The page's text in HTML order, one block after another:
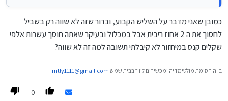
שיהיה לכל המשכנתא הנחות בעמלות היוון [לאחר שנה 10%
הנחה, לאחר שנתיים 20% וכן הלאה עד ל-40% הנחה]
כמובן שאני מדבר על השליש הקבוע, וברור שזה לא שווה רק בשביל
לחסוך את ה 2 אחוז ריבית אבל במכלול ובעיקר שאתה חוסך עשרות אלפי
שקלים קנס במיחזור לא קיבלתי תשובה למה זה לא שווה?
ב"ה חסימת מולטימדיה ומכשירים לוויז בבית שמש mtly1111@gmail.com
0